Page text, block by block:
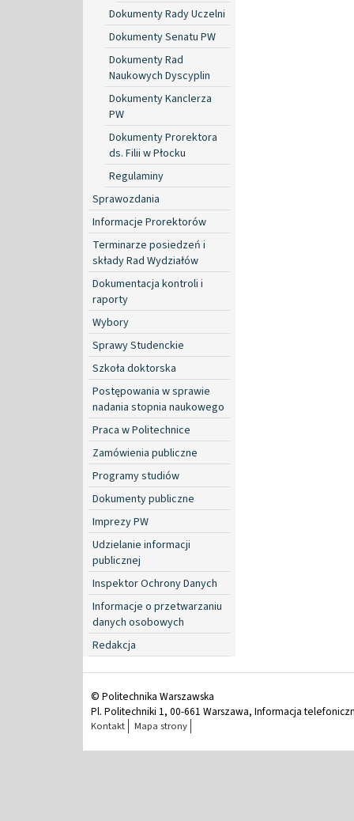
Dokumenty Rady Uczelni
Dokumenty Senatu PW
Dokumenty Rad
Naukowych Dyscyplin
Dokumenty Kanclerza
PW
Dokumenty Prorektora
ds. Filii w Płocku
Regulaminy
Sprawozdania
Informacje Prorektorów
Terminarze posiedzeń i
składy Rad Wydziałów
Dokumentacja kontroli i
raporty
Wybory
Sprawy Studenckie
Szkoła doktorska
Postępowania w sprawie
nadania stopnia naukowego
Praca w Politechnice
Zamówienia publiczne
Programy studiów
Dokumenty publiczne
Imprezy PW
Udzielanie informacji
publicznej
Inspektor Ochrony Danych
Informacje o przetwarzaniu
danych osobowych
Redakcja
© Politechnika Warszawska
Pl. Politechniki 1, 00-661 Warszawa, Informacja
Kontakt Mapa strony